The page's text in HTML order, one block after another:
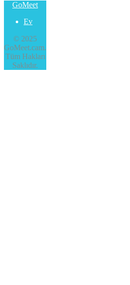
GoMeet
Ev
© 2025
GoMeet.cam.
Tüm Hakları
Saklıdır.